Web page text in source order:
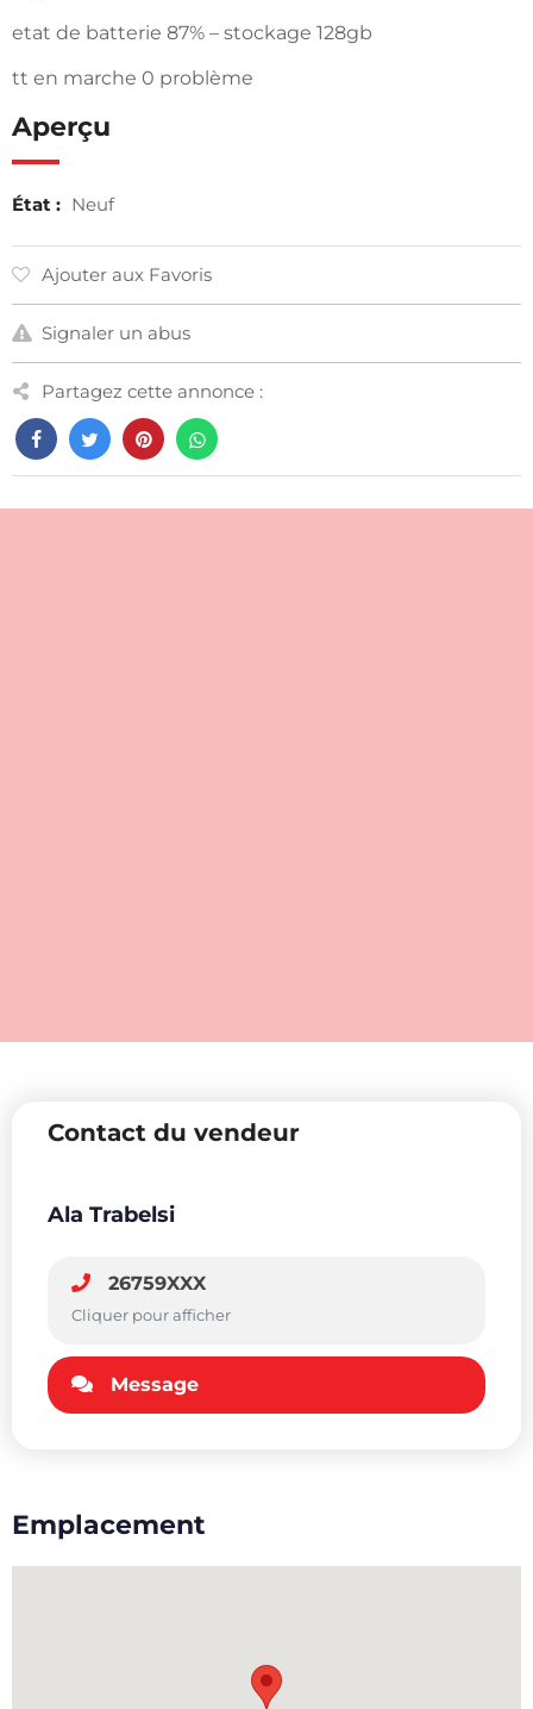
etat de batterie 87% – stockage 128gb
tt en marche 0 problème
Aperçu
État : Neuf
Ajouter aux Favoris
Signaler un abus
Partagez cette annonce :
Contact du vendeur
Ala Trabelsi
26759XXX
Cliquer pour afficher
Message
Emplacement